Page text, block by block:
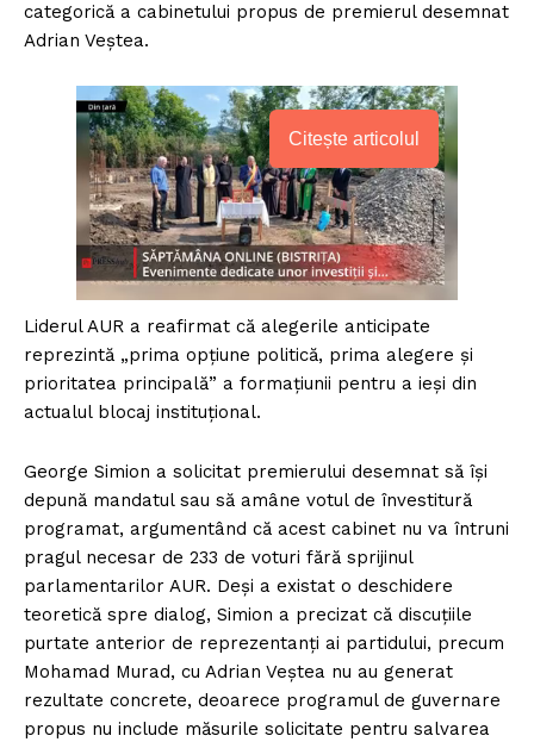
categorică a cabinetului propus de premierul desemnat
Adrian Veștea.
Citește articolul
Liderul AUR a reafirmat că alegerile anticipate
reprezintă „prima opțiune politică, prima alegere și
prioritatea principală” a formațiunii pentru a ieși din
actualul blocaj instituțional.
George Simion a solicitat premierului desemnat să își
depună mandatul sau să amâne votul de învestitură
programat, argumentând că acest cabinet nu va întruni
pragul necesar de 233 de voturi fără sprijinul
parlamentarilor AUR. Deși a existat o deschidere
teoretică spre dialog, Simion a precizat că discuțiile
purtate anterior de reprezentanți ai partidului, precum
Mohamad Murad, cu Adrian Veștea nu au generat
rezultate concrete, deoarece programul de guvernare
propus nu include măsurile solicitate pentru salvarea